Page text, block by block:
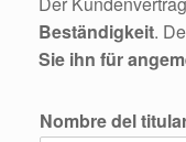
Beständigkeit.
Sie ihn für
Nombre del